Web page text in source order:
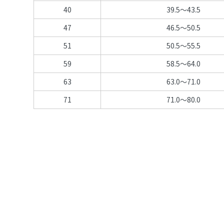
40
39.5～43.5
47
46.5～50.5
51
50.5～55.5
59
58.5～64.0
63
63.0～71.0
71
71.0～80.0